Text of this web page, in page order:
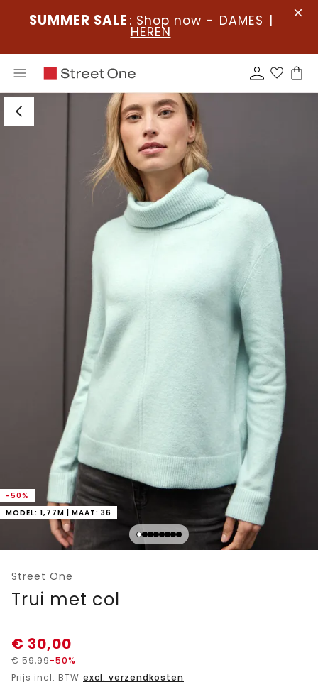
SUMMER SALE : Shop now - DAMES |
HEREN
-50%
MODEL: 1,77M | MAAT: 36
Street One
Trui met col
€ 30,00
€59,99-50%
Prijs incl. BTW excl. verzendkosten